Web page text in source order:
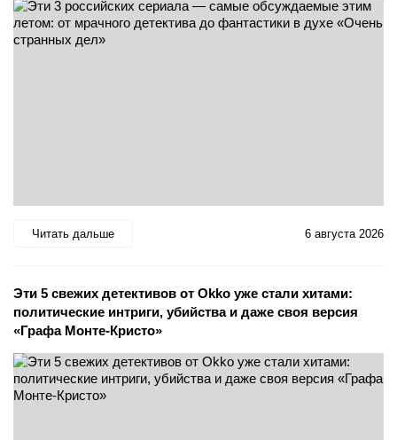
Читать дальше 6 августа 2026
Эти 5 свежих детективов от Okko уже стали хитами:
политические интриги, убийства и даже своя версия
«Графа Монте-Кристо»